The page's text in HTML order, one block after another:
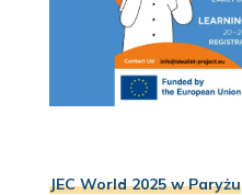
JEC World 2025 w Paryżu